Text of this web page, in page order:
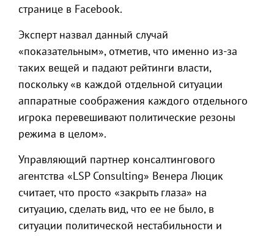
странице в Facebook.
Эксперт назвал данный случай
«показательным», отметив, что именно из-за
таких вещей и падают рейтинги власти,
поскольку «в каждой отдельной ситуации
аппаратные соображения каждого отдельного
игрока перевешивают политические резоны
режима в целом».
Управляющий партнер консалтингового
агентства «LSP Consulting» Венера Люцик
считает, что просто «закрыть глаза» на
ситуацию, сделать вид, что ее не было, в
ситуации политической нестабильности и